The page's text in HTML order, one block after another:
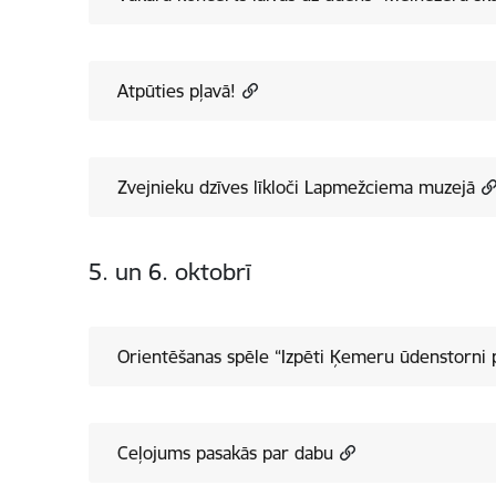
Atpūties pļavā!
Zvejnieku dzīves līkloči Lapmežciema muzejā
5. un 6. oktobrī
Orientēšanas spēle “Izpēti Ķemeru ūdenstorni
Ceļojums pasakās par dabu